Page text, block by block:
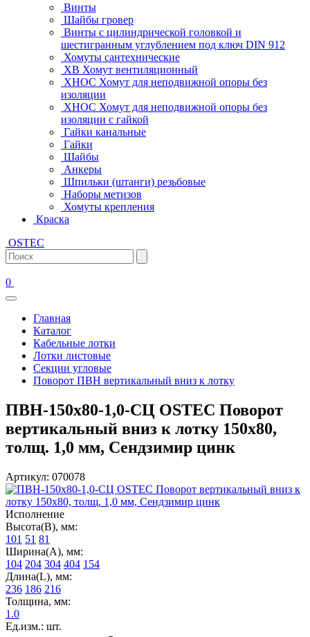
Винты
Шайбы гровер
Винты с цилиндрической головкой и
шестигранным углублением под ключ DIN 912
Хомуты сантехнические
ХВ Хомут вентиляционный
ХНОС Хомут для неподвижной опоры без
изоляции
ХНОС Хомут для неподвижной опоры без
изоляции с гайкой
Гайки канальные
Гайки
Шайбы
Анкеры
Шпильки (штанги) резьбовые
Наборы метизов
Хомуты крепления
Краска
OSTEC
0
Главная
Каталог
Кабельные лотки
Лотки листовые
Секции угловые
Поворот ПВН вертикальный вниз к лотку
ПВН-150х80-1,0-СЦ OSTEC Поворот
вертикальный вниз к лотку 150х80,
толщ. 1,0 мм, Сендзимир цинк
Артикул: 070078
Исполнение
Высота(В), мм:
101 51 81
Ширина(А), мм:
104 204 304 404 154
Длина(L), мм:
236 186 216
Толщина, мм:
1.0
Ед.изм.: шт.